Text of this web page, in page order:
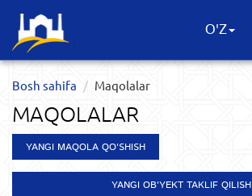
O'Z
Bosh sahifa Maqolalar
MAQOLALAR
YANGI MAQOLA QO'SHISH
YANGI OB'YEKT TAKLIF QILISH